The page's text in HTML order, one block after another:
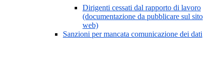
Dirigenti cessati dal rapporto di lavoro
(documentazione da pubblicare sul sito
web)
Sanzioni per mancata comunicazione dei dati